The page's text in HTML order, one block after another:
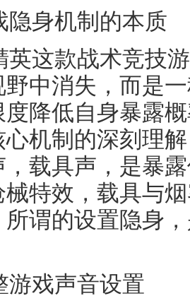
隐身机制的本质
英这款战术竞技
野中消失，而是
度降低自身暴露
机制的深刻理
载具声，是暴
特效，载具与
所谓的设置隐身
游戏声音设置